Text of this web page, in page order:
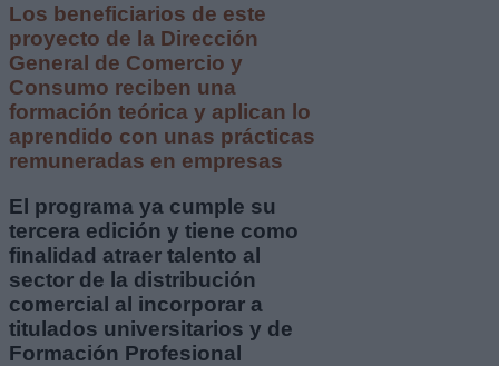
Los beneficiarios de este
proyecto de la Dirección
General de Comercio y
Consumo reciben una
formación teórica y aplican lo
aprendido con unas prácticas
remuneradas en empresas
El programa ya cumple su
tercera edición y tiene como
finalidad atraer talento al
sector de la distribución
comercial al incorporar a
titulados universitarios y de
Formación Profesional